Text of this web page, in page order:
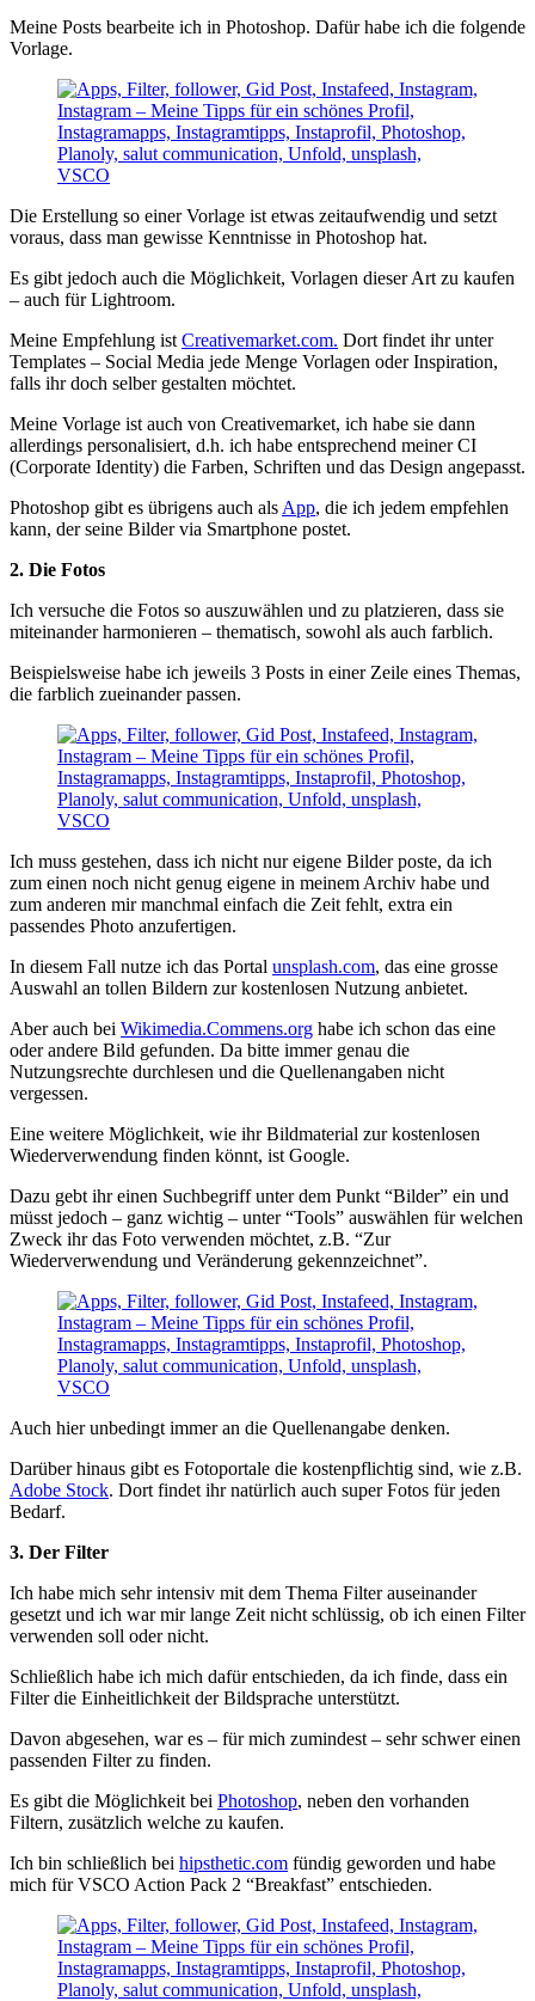
Meine Posts bearbeite ich in Photoshop. Dafür habe ich die folgende
Vorlage.
Die Erstellung so einer Vorlage ist etwas zeitaufwendig und setzt
voraus, dass man gewisse Kenntnisse in Photoshop hat.
Es gibt jedoch auch die Möglichkeit, Vorlagen dieser Art zu kaufen
– auch für Lightroom.
Meine Empfehlung ist Creativemarket.com. Dort findet ihr unter
Templates – Social Media jede Menge Vorlagen oder Inspiration,
falls ihr doch selber gestalten möchtet.
Meine Vorlage ist auch von Creativemarket, ich habe sie dann
allerdings personalisiert, d.h. ich habe entsprechend meiner CI
(Corporate Identity) die Farben, Schriften und das Design angepasst.
Photoshop gibt es übrigens auch als App, die ich jedem empfehlen
kann, der seine Bilder via Smartphone postet.
2. Die Fotos
Ich versuche die Fotos so auszuwählen und zu platzieren, dass sie
miteinander harmonieren – thematisch, sowohl als auch farblich.
Beispielsweise habe ich jeweils 3 Posts in einer Zeile eines Themas,
die farblich zueinander passen.
Ich muss gestehen, dass ich nicht nur eigene Bilder poste, da ich
zum einen noch nicht genug eigene in meinem Archiv habe und
zum anderen mir manchmal einfach die Zeit fehlt, extra ein
passendes Photo anzufertigen.
In diesem Fall nutze ich das Portal unsplash.com, das eine grosse
Auswahl an tollen Bildern zur kostenlosen Nutzung anbietet.
Aber auch bei Wikimedia.Commens.org habe ich schon das eine
oder andere Bild gefunden. Da bitte immer genau die
Nutzungsrechte durchlesen und die Quellenangaben nicht
vergessen.
Eine weitere Möglichkeit, wie ihr Bildmaterial zur kostenlosen
Wiederverwendung finden könnt, ist Google.
Dazu gebt ihr einen Suchbegriff unter dem Punkt “Bilder” ein und
müsst jedoch – ganz wichtig – unter “Tools” auswählen für welchen
Zweck ihr das Foto verwenden möchtet, z.B. “Zur
Wiederverwendung und Veränderung gekennzeichnet”.
Auch hier unbedingt immer an die Quellenangabe denken.
Darüber hinaus gibt es Fotoportale die kostenpflichtig sind, wie z.B.
Adobe Stock. Dort findet ihr natürlich auch super Fotos für jeden
Bedarf.
3. Der Filter
Ich habe mich sehr intensiv mit dem Thema Filter auseinander
gesetzt und ich war mir lange Zeit nicht schlüssig, ob ich einen Filter
verwenden soll oder nicht.
Schließlich habe ich mich dafür entschieden, da ich finde, dass ein
Filter die Einheitlichkeit der Bildsprache unterstützt.
Davon abgesehen, war es – für mich zumindest – sehr schwer einen
passenden Filter zu finden.
Es gibt die Möglichkeit bei Photoshop, neben den vorhanden
Filtern, zusätzlich welche zu kaufen.
Ich bin schließlich bei hipsthetic.com fündig geworden und habe
mich für VSCO Action Pack 2 “Breakfast” entschieden.